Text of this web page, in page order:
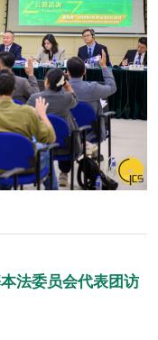
法委员会代表团访